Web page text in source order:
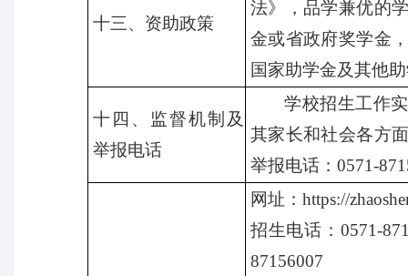
十三、资助政策
法》，品学兼优的
金或省政府奖学金
国家助学金及其他
十四、监督机制及
举报电话
学校招生工作
其家长和社会各方
举报电话：0571-
网址： https://
招生电话： 0571-
87156007